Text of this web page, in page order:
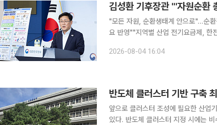
김성환 기후장관 "'자원순환
"모든 자원, 순환생태계 안으로"…순
요 반영""지역별 산업 전기요금제, 한전 감당할 수준서
들고, 이 문제를 총괄할 수 있는 직제
2026-08-04 16:04
반도체 클러스터 기반 구축
앞으로 클러스터 조성에 필요한 산업
있다. 반도체 클러스터 지정 시에는 비수도권이 우선 고려